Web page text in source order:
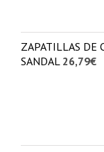
ZAPATILLAS DE
SANDAL 26,79€